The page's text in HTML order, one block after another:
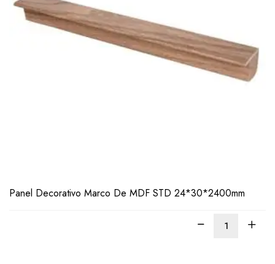
Panel Decorativo Marco De MDF STD 24*30*2400mm